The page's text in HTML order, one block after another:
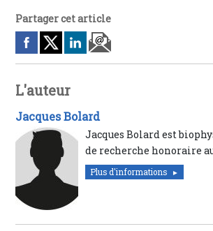
Partager cet article
L'auteur
Jacques Bolard
Jacques Bolard est
de recherche honoraire
Plus d'informations